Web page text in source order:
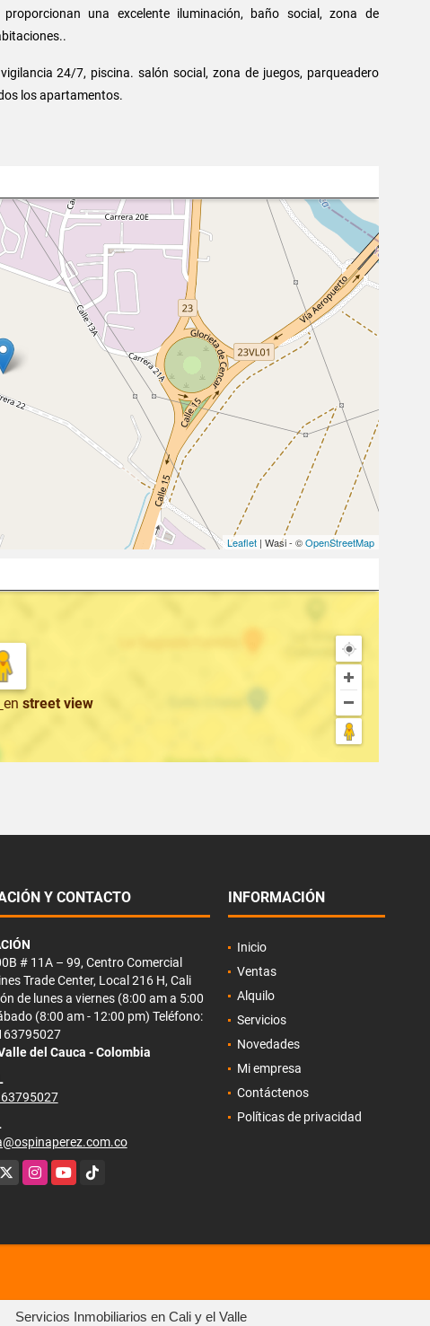
una excelente iluminación, baño social, zona de
24/7, piscina. salón social, zona de juegos, parqueadero
los apartamentos.
Leaflet| Wasi - ©OpenStreetMap
en street view
Y CONTACTO
# 11A – 99, Centro Comercial
Trade Center, Local 216 H, Cali
de lunes a viernes (8:00 am a 5:00
(8:00 am - 12:00 pm) Teléfono:
del Cauca - Colombia
X InstagramYouTubeTikTok
INFORMACIÓN
Inicio
Ventas
Alquilo
Servicios
Novedades
Mi empresa
Contáctenos
Políticas de privacidad
Servicios Inmobiliarios en Cali y el Valle